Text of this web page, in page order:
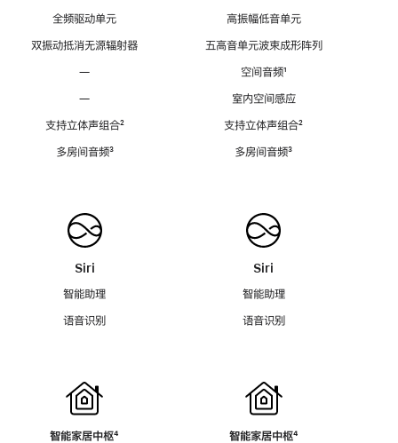
全频驱动单元
双振动抵消无源辐射器
—
—
支持立体声组合脚
²
多房间音频脚
³
Siri
智能助理
语音识别
智能家居中枢脚
⁴
高振幅低音单元
五高音单元波束成形阵列
空间音频脚
¹
室内空间感应
支持立体声组合脚
²
多房间音频脚
³
Siri
智能助理
语音识别
智能家居中枢脚
⁴